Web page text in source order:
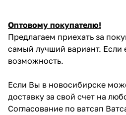
Оптовому покупателю!
Предлагаем приехать за
самый лучший вариант. Если
возможность.
Если Вы в новосибирске
доставку за свой счет на
Согласование по ватсап